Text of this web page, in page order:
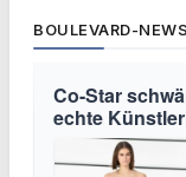
BOULEVARD-NEWS
Co-Star
echte